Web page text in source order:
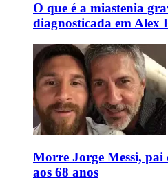
O que é a miastenia
diagnosticada em Alex
Morre Jorge Messi, pai
aos 68 anos